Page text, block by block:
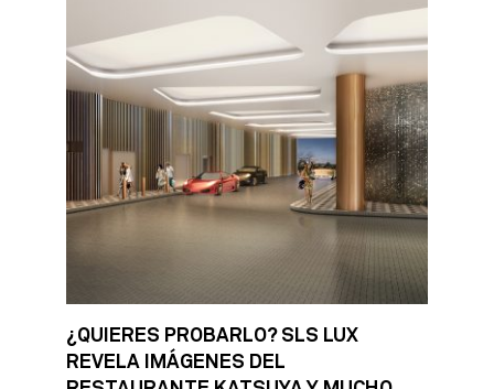
¿QUIERES PROBARLO? SLS LUX
REVELA IMÁGENES DEL